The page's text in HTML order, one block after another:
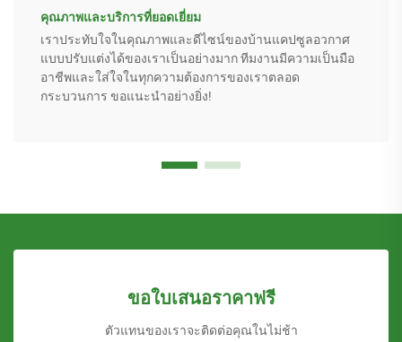
คุณภาพและบริการที่ยอดเยี่ยม
เราประทับใจในคุณภาพและดีไซน์ของบ้านแคปซูลอวกาศ
แบบปรับแต่งได้ของเราเป็นอย่างมาก ทีมงานมีความเป็นมือ
อาชีพและใส่ใจในทุกความต้องการของเราตลอด
กระบวนการ ขอแนะนำอย่างยิ่ง!
ขอใบเสนอราคาฟรี
ตัวแทนของเราจะติดต่อคุณในไม่ช้า